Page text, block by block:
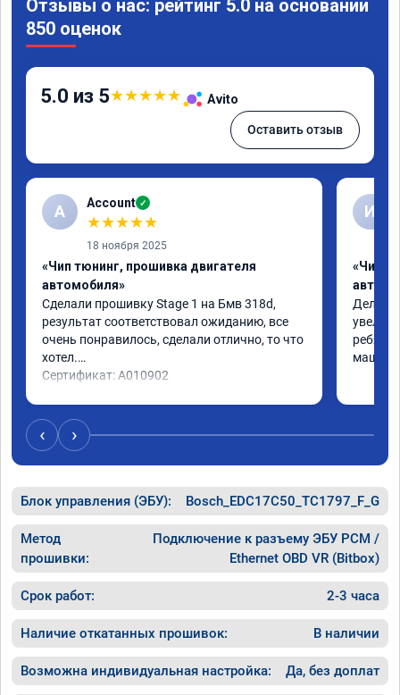
Отзывы о нас: рейтинг 5.0 на основании
850 оценок
5.0 из 5★★★★★ Avito
Оставить отзыв
A Account ✓
★★★★★
18 ноября 2025
«Чип тюнинг, прошивка двигателя
автомобиля»
Сделали прошивку Stage 1 на Бмв 318d,
результат соответствовал ожиданию, все
очень понравилось, сделали отлично, то что
хотел.
Сертификат: A010902
И
«Чип
Делали
ребята
машина
‹ ›
Блок управления (ЭБУ): Bosch_EDC17C50_TC1797_F_G
Метод
прошивки:
Подключение к разъему ЭБУ PCM /
Ethernet OBD VR (Bitbox)
Срок работ: 2-3 часа
Наличие откатанных прошивок: В наличии
Возможна индивидуальная настройка: Да, без доплат